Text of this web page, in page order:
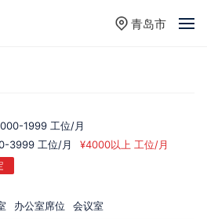
青岛市
1999 工位/月
3999 工位/月 ¥4000以上 工位/月
办公室席位 会议室